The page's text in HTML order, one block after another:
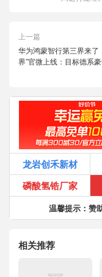
上一篇
华为鸿蒙智行第三界来了
界”官微上线：目标德系
龙岩创禾新材
磷酸氢锆厂家
温馨提示：赞
相关推荐